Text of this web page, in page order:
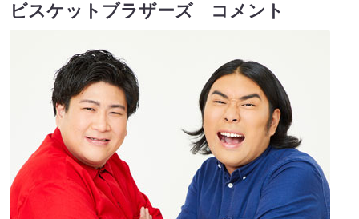
ビスケットブラザーズ コメント